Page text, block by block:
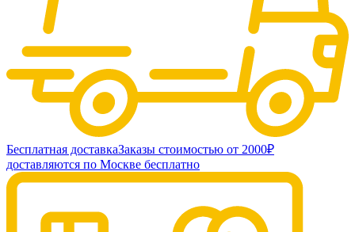
Бесплатная доставкаЗаказы стоимостью от 2000₽
доставляются по Москве бесплатно